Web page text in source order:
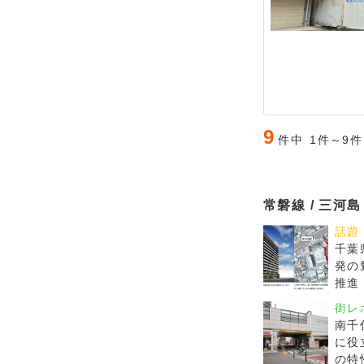
9 件中 1件～9
常磐線 / 三河
話題
千葉
発の
推進
街レ
南千
に役
の特